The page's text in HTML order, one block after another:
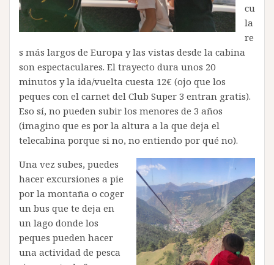
cu
la
re
s más largos de Europa y las vistas desde la cabina
son espectaculares. El trayecto dura unos 20
minutos y la ida/vuelta cuesta 12€ (ojo que los
peques con el carnet del Club Super 3 entran gratis).
Eso sí, no pueden subir los menores de 3 años
(imagino que es por la altura a la que deja el
telecabina porque si no, no entiendo por qué no).
Una vez subes, puedes
hacer excursiones a pie
por la montaña o coger
un bus que te deja en
un lago donde los
peques pueden hacer
una actividad de pesca